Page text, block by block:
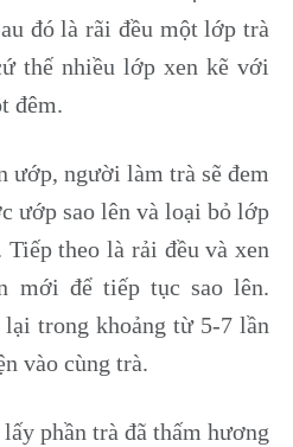
đó là rãi đều một lớp trà
thế nhiều lớp xen kẽ với
đêm.
ướp, người làm trà sẽ đem
ướp sao lên và loại bỏ lớp
Tiếp theo là rải đều và xen
mới để tiếp tục sao lên.
trong khoảng từ 5-7 lần
vào cùng trà.
phần trà đã thấm hương